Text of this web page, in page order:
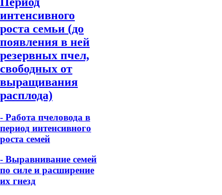
интенсивного
роста семьи (до
появления в ней
резервных пчел,
свободных от
выращивания
расплода)
- Работа пчеловода в
период интенсивного
роста семей
- Выравнивание семей
по силе и расширение
их гнезд